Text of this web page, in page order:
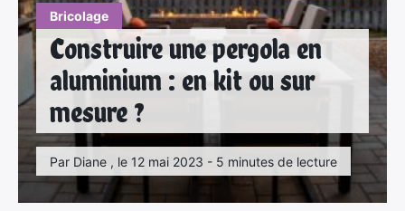
Bricolage
Construire une pergola en
aluminium : en kit ou sur
mesure ?
Par Diane , le 12 mai 2023 - 5 minutes de lecture